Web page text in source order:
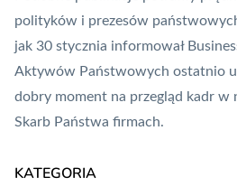
polityków i prezesów
jak 30 stycznia informował
Aktywów Państwowych ostatnio
dobry moment na przegląd kadr w
Skarb Państwa firmach.
KATEGORIA